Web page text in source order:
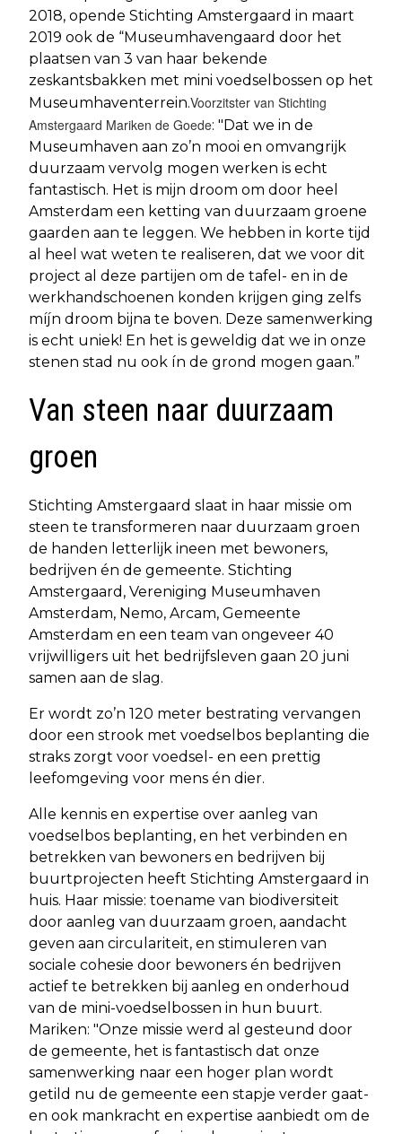
2018, opende Stichting Amstergaard in maart
2019 ook de “Museumhavengaard door het
plaatsen van 3 van haar bekende
zeskantsbakken met mini voedselbossen op het
Museumhaventerrein.Voorzitster van Stichting
Amstergaard Mariken de Goede: "Dat we in de
Museumhaven aan zo’n mooi en omvangrijk
duurzaam vervolg mogen werken is echt
fantastisch. Het is mijn droom om door heel
Amsterdam een ketting van duurzaam groene
gaarden aan te leggen. We hebben in korte tijd
al heel wat weten te realiseren, dat we voor dit
project al deze partijen om de tafel- en in de
werkhandschoenen konden krijgen ging zelfs
míjn droom bijna te boven. Deze samenwerking
is echt uniek! En het is geweldig dat we in onze
stenen stad nu ook ín de grond mogen gaan.”
Van steen naar duurzaam
groen
Stichting Amstergaard slaat in haar missie om
steen te transformeren naar duurzaam groen
de handen letterlijk ineen met bewoners,
bedrijven én de gemeente. Stichting
Amstergaard, Vereniging Museumhaven
Amsterdam, Nemo, Arcam, Gemeente
Amsterdam en een team van ongeveer 40
vrijwilligers uit het bedrijfsleven gaan 20 juni
samen aan de slag.
Er wordt zo’n 120 meter bestrating vervangen
door een strook met voedselbos beplanting die
straks zorgt voor voedsel- en een prettig
leefomgeving voor mens én dier.
Alle kennis en expertise over aanleg van
voedselbos beplanting, en het verbinden en
betrekken van bewoners en bedrijven bij
buurtprojecten heeft Stichting Amstergaard in
huis. Haar missie: toename van biodiversiteit
door aanleg van duurzaam groen, aandacht
geven aan circulariteit, en stimuleren van
sociale cohesie door bewoners én bedrijven
actief te betrekken bij aanleg en onderhoud
van de mini-voedselbossen in hun buurt.
Mariken: "Onze missie werd al gesteund door
de gemeente, het is fantastisch dat onze
samenwerking naar een hoger plan wordt
getild nu de gemeente een stapje verder gaat-
en ook mankracht en expertise aanbiedt om de